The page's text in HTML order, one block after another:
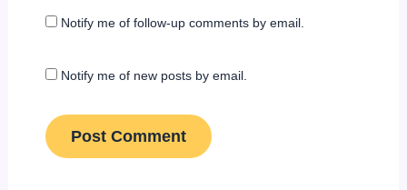
Notify me of follow-up comments by email.
Notify me of new posts by email.